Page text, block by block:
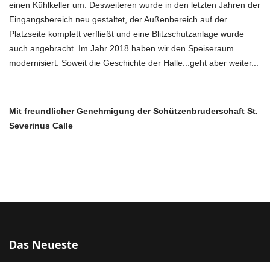
einen Kühlkeller um. Desweiteren wurde in den letzten Jahren der
Eingangsbereich neu gestaltet, der Außenbereich auf der
Platzseite komplett verfließt und eine Blitzschutzanlage wurde
auch angebracht. Im Jahr 2018 haben wir den Speiseraum
modernisiert. Soweit die Geschichte der Halle...geht aber weiter...
Mit freundlicher Genehmigung der Schützenbruderschaft St.
Severinus Calle
Das Neueste